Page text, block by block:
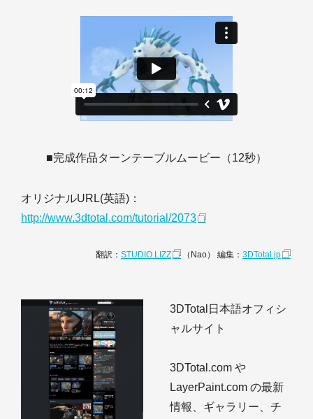
■完成作品ターンテーブルムービー（12秒）
オリジナルURL(英語)：
http://www.3dtotal.com/tutorial/2073
翻訳： STUDIO LIZZ （Nao） 編集： 3DTotal.jp
3DTotal日本語オフィシ
ャルサイト
3DTotal.com や
LayerPaint.com の最新
情報、ギャラリー、チ